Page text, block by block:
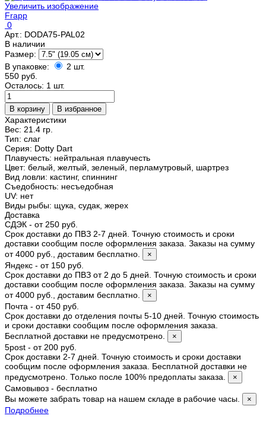
Увеличить изображение
Frapp
0
Арт.: DODA75-PAL02
В наличии
Размер:
В упаковке:
2 шт.
550 руб.
Осталось: 1 шт.
Характеристики
Вес: 21.4 гр.
Тип: слаг
Серия: Dotty Dart
Плавучесть: нейтральная плавучесть
Цвет: белый, желтый, зеленый, перламутровый, шартрез
Вид ловли: кастинг, спиннинг
Съедобность: несъедобная
UV: нет
Виды рыбы: щука, судак, жерех
Доставка
СДЭК - от 250 руб.
Срок доставки до ПВЗ 2-7 дней. Точную стоимость и сроки
доставки сообщим после оформления заказа. Заказы на сумму
от 4000 руб., доставим бесплатно.
×
Яндекс - от 150 руб.
Срок доставки до ПВЗ от 2 до 5 дней. Точную стоимость и сроки
доставки сообщим после оформления заказа. Заказы на сумму
от 4000 руб., доставим бесплатно.
×
Почта - от 450 руб.
Срок доставки до отделения почты 5-10 дней. Точную стоимость
и сроки доставки сообщим после оформления заказа.
Бесплатной доставки не предусмотрено.
×
5post - от 200 руб.
Срок доставки 2-7 дней. Точную стоимость и сроки доставки
сообщим после оформления заказа. Бесплатной доставки не
предусмотрено. Только после 100% предоплаты заказа.
×
Самовывоз - бесплатно
Вы можете забрать товар на нашем складе в рабочие часы.
×
Подробнее